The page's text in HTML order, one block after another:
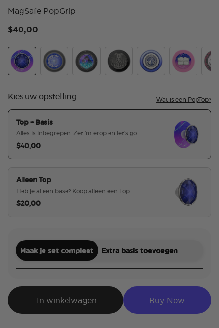
MagSafe PopGrip
$40,00
Kies uw opstelling Wat is een PopTop?
Top + Basis
Alles is inbegrepen. Zet 'm erop en let's go
$40,00
Alleen Top
Heb je al een base? Koop alleen een Top
$20,00
Maak je set compleet Extra basis toevoegen
In winkelwagen Buy Now